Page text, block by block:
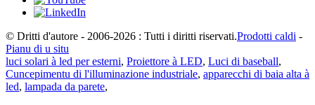
© Dritti d'autore - 2006-2026 : Tutti i diritti riservati.Prodotti caldi -
Pianu di u situ
luci solari à led per esterni, Proiettore à LED, Luci di baseball,
Cuncepimentu di l'illuminazione industriale, apparecchi di baia alta à
led, lampada da parete,